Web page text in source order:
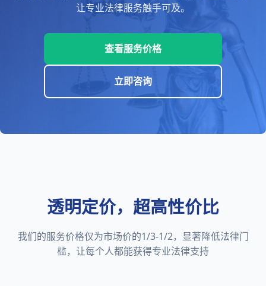
让专业法律服务触手可及。
查看服务价格
立即咨询
透明定价，超高性价比
我们的服务价格仅为市场价的1/3-1/2，显著降低法律门
槛，让每个人都能获得专业法律支持